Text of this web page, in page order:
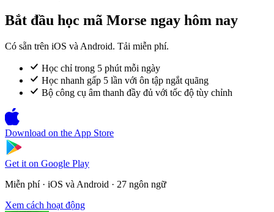
Bắt đầu học mã Morse ngay hôm nay
Có sẵn trên iOS và Android. Tải miễn phí.
Học chỉ trong 5 phút mỗi ngày
Học nhanh gấp 5 lần với ôn tập ngắt quãng
Bộ công cụ âm thanh đầy đủ với tốc độ tùy chỉnh
Download on the App Store
Get it on Google Play
Miễn phí · iOS và Android · 27 ngôn ngữ
Xem cách hoạt động